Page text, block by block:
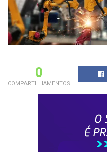
0
COMPARTILHAMENTOS